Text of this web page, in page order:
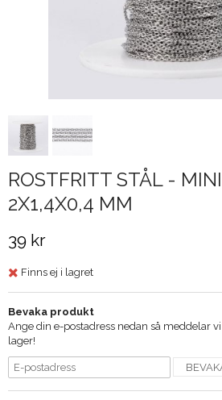
ROSTFRITT STÅL -
2X1,4X0,4 MM
39 kr
Finns ej i lagret
Bevaka produkt
Ange din e-postadress nedan så meddelar
lager!